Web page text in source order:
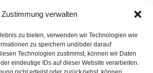
Zustimmung verwalten
zu bieten, verwenden wir Technologien wie
zu speichern und/oder darauf
Technologien zustimmst, können wir Daten
eindeutige IDs auf dieser Website verarbeiten.